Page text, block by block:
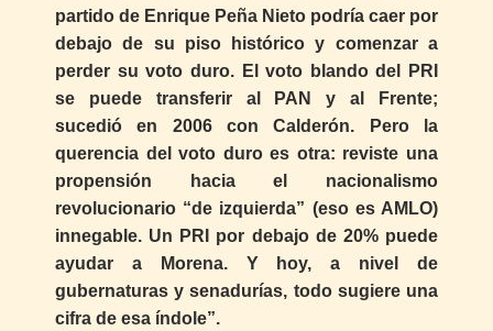
partido de Enrique Peña Nieto podría caer por
debajo de su piso histórico y comenzar a
perder su voto duro. El voto blando del PRI
se puede transferir al PAN y al Frente;
sucedió en 2006 con Calderón. Pero la
querencia del voto duro es otra: reviste una
propensión hacia el nacionalismo
revolucionario “de izquierda” (eso es AMLO)
innegable. Un PRI por debajo de 20% puede
ayudar a Morena. Y hoy, a nivel de
gubernaturas y senadurías, todo sugiere una
cifra de esa índole”.